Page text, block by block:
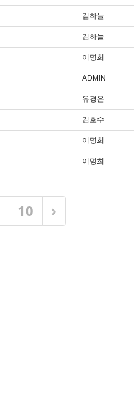
김하늘
김하늘
이명희
ADMIN
유경은
김호수
이명희
이명희
10